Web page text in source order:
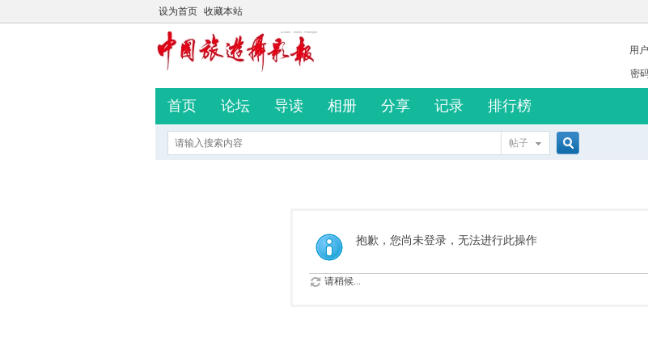
设为首页 收藏本站
用
密
首页 论坛 导读 相册 分享 记录 排行榜
帖子
抱歉，您尚未登录，无法进行此操作
请稍候...